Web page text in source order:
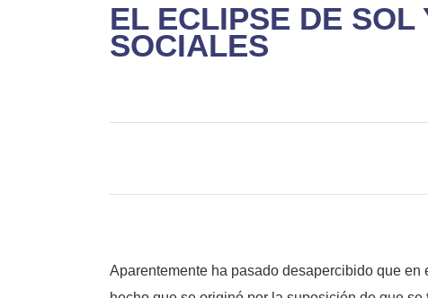
EL ECLIPSE DE
SOCIALES
Aparentemente ha pasado desapercibido que